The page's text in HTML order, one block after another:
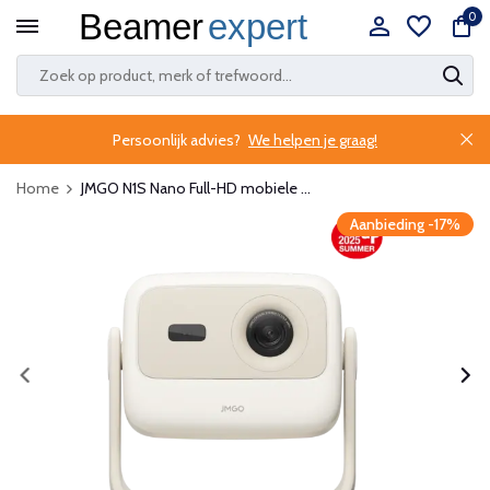
0
Persoonlijk advies? We helpen je graag!
Home
JMGO N1S Nano Full-HD mobiele ...
Aanbieding -17%